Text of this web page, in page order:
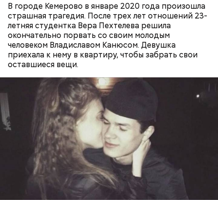
В городе Кемерово в январе 2020 года произошла
страшная трагедия. После трех лет отношений 23-
летняя студентка Вера Пехтелева решила
окончательно порвать со своим молодым
человеком Владиславом Канюсом. Девушка
приехала к нему в квартиру, чтобы забрать свои
оставшиеся вещи.
— Я надеюсь, приговор будет в цифрах, а не
пожизненное, —говорил Миссюрасудье.